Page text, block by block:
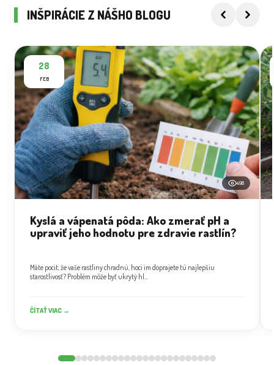
INŠPIRÁCIE Z NÁŠHO BLOGU
28
FEB
498
Kyslá a vápenatá pôda: Ako zmerať pH a
upraviť jeho hodnotu pre zdravie rastlín?
Máte pocit, že vaše rastliny chradnú, hoci im doprajete tú najlepšiu
starostlivosť? Problém môže byť ukrytý hl...
ČÍTAŤ VIAC →